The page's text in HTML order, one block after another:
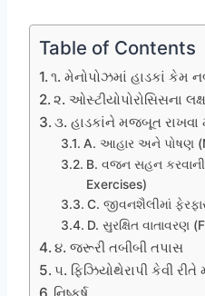
Table of Contents
૧. મેનોપોઝમાં હાડકાં કેમ
૨. ઓસ્ટીયોપોરોસિસના
૩. હાડકાંને મજબૂત રાખવા
A. આહાર અને પોષણ
B. વજન સહન
Exercises)
C. જીવનશૈલીમાં
D. સુરક્ષિત વાતાવરણ
૪. જરૂરી તબીબી તપાસ
૫. ફિઝિયોથેરાપી કેવી